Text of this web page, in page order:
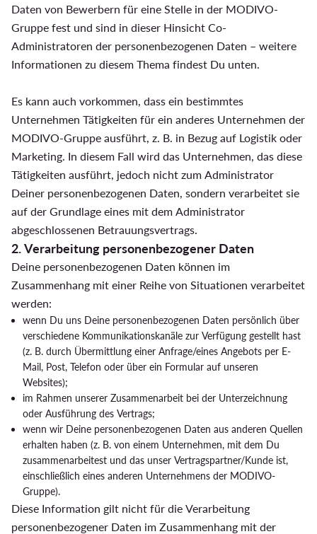
Daten von Bewerbern für eine Stelle in der MODIVO-
Gruppe fest und sind in dieser Hinsicht Co-
Administratoren der personenbezogenen Daten – weitere
Informationen zu diesem Thema findest Du unten.
Es kann auch vorkommen, dass ein bestimmtes
Unternehmen Tätigkeiten für ein anderes Unternehmen der
MODIVO-Gruppe ausführt, z. B. in Bezug auf Logistik oder
Marketing. In diesem Fall wird das Unternehmen, das diese
Tätigkeiten ausführt, jedoch nicht zum Administrator
Deiner personenbezogenen Daten, sondern verarbeitet sie
auf der Grundlage eines mit dem Administrator
abgeschlossenen Betrauungsvertrags.
2. Verarbeitung personenbezogener Daten
Deine personenbezogenen Daten können im
Zusammenhang mit einer Reihe von Situationen verarbeitet
werden:
wenn Du uns Deine personenbezogenen Daten persönlich über
verschiedene Kommunikationskanäle zur Verfügung gestellt hast
(z. B. durch Übermittlung einer Anfrage/eines Angebots per E-
Mail, Post, Telefon oder über ein Formular auf unseren
Websites);
im Rahmen unserer Zusammenarbeit bei der Unterzeichnung
oder Ausführung des Vertrags;
wenn wir Deine personenbezogenen Daten aus anderen Quellen
erhalten haben (z. B. von einem Unternehmen, mit dem Du
zusammenarbeitest und das unser Vertragspartner/Kunde ist,
einschließlich eines anderen Unternehmens der MODIVO-
Gruppe).
Diese Information gilt nicht für die Verarbeitung
personenbezogener Daten im Zusammenhang mit der